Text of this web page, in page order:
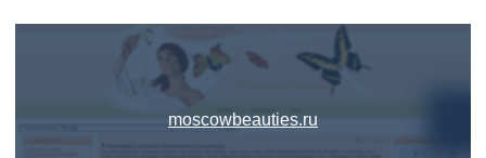
moscowbeauties.ru